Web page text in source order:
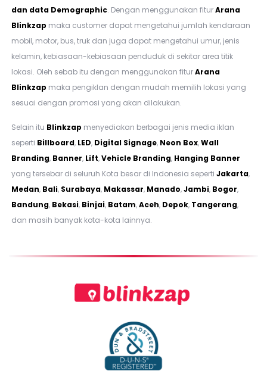
dan data Demographic. Dengan menggunakan fiturArana
Blinkzap maka customer dapat mengetahui jumlah kendaraan
mobil, motor, bus, truk dan juga dapat mengetahui umur, jenis
kelamin, kebiasaan-kebiasaan penduduk di sekitar area titik
lokasi. Oleh sebab itu dengan menggunakan fiturArana
Blinkzap maka pengiklan dengan mudah memilih lokasi yang
sesuai dengan promosi yang akan dilakukan.
Selain itu Blinkzap menyediakan berbagai jenis media iklan
seperti Billboard, LED, Digital Signage, Neon Box,Wall
Branding, Banner, Lift,Vehicle Branding, Hanging Banner
yang tersebar di seluruh Kota besar di Indonesia sepertiJakarta,
Medan, Bali, Surabaya, Makassar, Manado,Jambi, Bogor,
Bandung, Bekasi, Binjai, Batam,Aceh, Depok, Tangerang,
dan masih banyak kota-kota lainnya.